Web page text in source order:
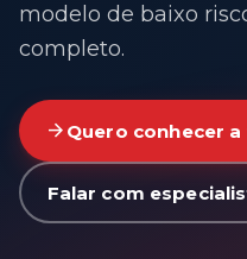
modelo de baixo
completo.
arrow_forward Quero conhecer
Falar com